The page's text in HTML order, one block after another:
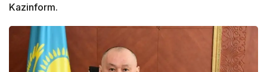
Kazinform.